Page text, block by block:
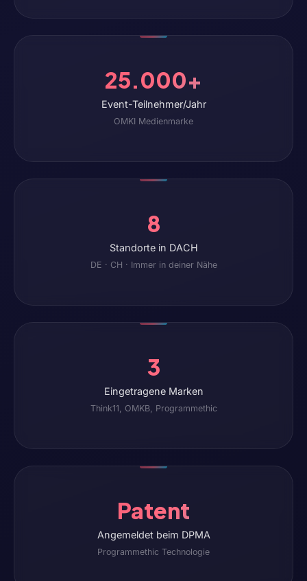
25.000+
Event-Teilnehmer/Jahr
OMKI Medienmarke
8
Standorte in DACH
DE · CH · Immer in deiner Nähe
3
Eingetragene Marken
Think11, OMKB, Programmethic
Patent
Angemeldet beim DPMA
Programmethic Technologie